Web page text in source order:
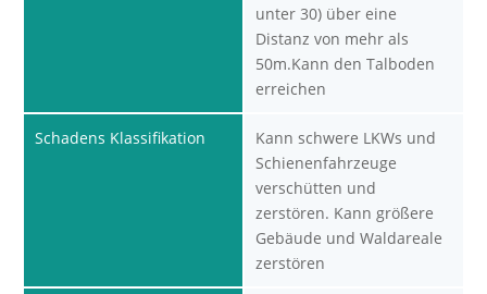
Schadens Klassifikation
unter 30) über eine
Distanz von mehr als
50m.Kann den Talboden
erreichen
Kann schwere LKWs und
Schienenfahrzeuge
verschütten und
zerstören. Kann größere
Gebäude und Waldareale
zerstören